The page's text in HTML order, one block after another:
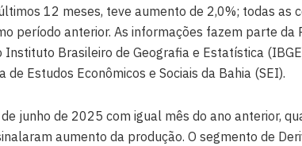
12 meses, teve aumento de 2,0%; todas as
período anterior. As informações fazem parte da
Instituto Brasileiro de Geografia e Estatística
de Estudos Econômicos e Sociais da Bahia (SEI).
junho de 2025 com igual mês do ano anterior,
aumento da produção. O segmento de